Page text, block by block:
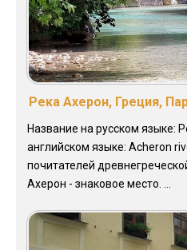
Река Ахерон, Греция,
Название на русском языке:
английском языке: Acheron
почитателей
Ахерон - знаковое место. ...